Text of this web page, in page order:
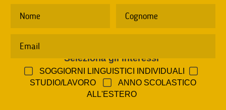
Seleziona gli interessi
SOGGIORNI LINGUISTICI INDIVIDUALI
STUDIO/LAVORO
ANNO SCOLASTICO
ALL'ESTERO